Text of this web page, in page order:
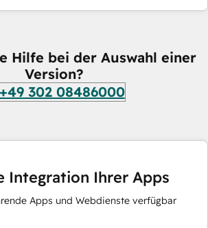
Hilfe bei der Auswahl einer
Version?
+49 302 08486000
Integration Ihrer Apps
Apps und Webdienste verfügbar